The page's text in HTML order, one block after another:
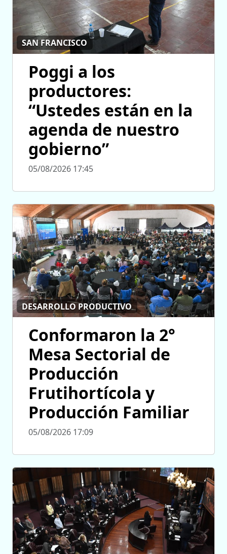
SAN FRANCISCO
Poggi a los
productores:
“Ustedes están en la
agenda de nuestro
gobierno”
05/08/2026 17:45
DESARROLLO PRODUCTIVO
Conformaron la 2°
Mesa Sectorial de
Producción
Frutihortícola y
Producción Familiar
05/08/2026 17:09